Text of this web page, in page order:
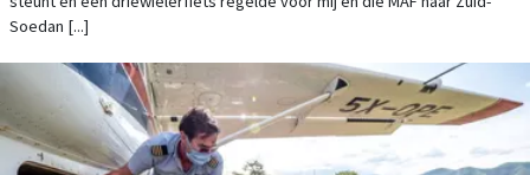
Soedan [...]